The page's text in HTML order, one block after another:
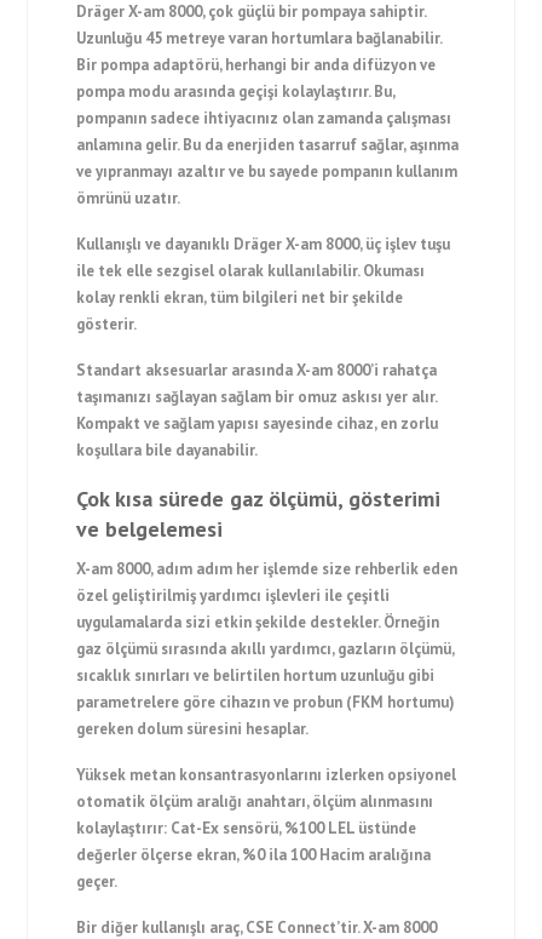
Dräger X-am 8000, çok güçlü bir pompaya sahiptir.
Uzunluğu 45 metreye varan hortumlara bağlanabilir.
Bir pompa adaptörü, herhangi bir anda difüzyon ve
pompa modu arasında geçişi kolaylaştırır. Bu,
pompanın sadece ihtiyacınız olan zamanda çalışması
anlamına gelir. Bu da enerjiden tasarruf sağlar, aşınma
ve yıpranmayı azaltır ve bu sayede pompanın kullanım
ömrünü uzatır.
Kullanışlı ve dayanıklı Dräger X-am 8000, üç işlev tuşu
ile tek elle sezgisel olarak kullanılabilir. Okuması
kolay renkli ekran, tüm bilgileri net bir şekilde
gösterir.
Standart aksesuarlar arasında X-am 8000’i rahatça
taşımanızı sağlayan sağlam bir omuz askısı yer alır.
Kompakt ve sağlam yapısı sayesinde cihaz, en zorlu
koşullara bile dayanabilir.
Çok kısa sürede gaz ölçümü, gösterimi
ve belgelemesi
X-am 8000, adım adım her işlemde size rehberlik eden
özel geliştirilmiş yardımcı işlevleri ile çeşitli
uygulamalarda sizi etkin şekilde destekler. Örneğin
gaz ölçümü sırasında akıllı yardımcı, gazların ölçümü,
sıcaklık sınırları ve belirtilen hortum uzunluğu gibi
parametrelere göre cihazın ve probun (FKM hortumu)
gereken dolum süresini hesaplar.
Yüksek metan konsantrasyonlarını izlerken opsiyonel
otomatik ölçüm aralığı anahtarı, ölçüm alınmasını
kolaylaştırır: Cat-Ex sensörü, %100 LEL üstünde
değerler ölçerse ekran, %0 ila 100 Hacim aralığına
geçer.
Bir diğer kullanışlı araç, CSE Connect’tir. X-am 8000